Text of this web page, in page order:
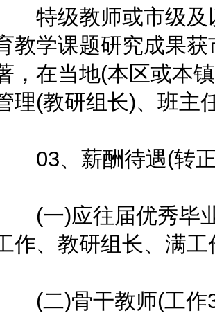
特级教师或市级及
教学课题研究成果
，在当地(本区或本
理(教研组长)、班主
03、薪酬待遇(转正
(一)应往届优秀毕业
作、教研组长、满
(二)骨干教师(工作3